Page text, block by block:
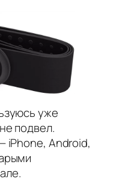
уже
подвел.
iPhone, Android,